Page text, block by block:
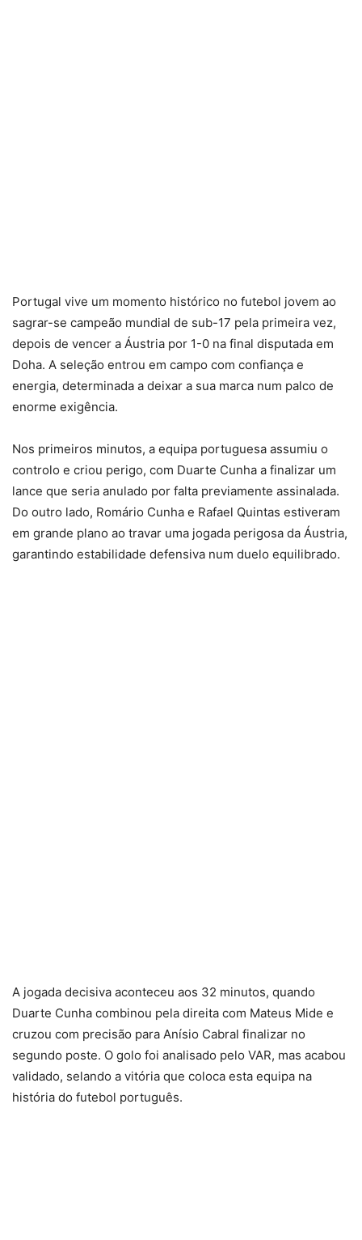
Portugal vive um momento histórico no futebol jovem ao
sagrar-se campeão mundial de sub-17 pela primeira vez,
depois de vencer a Áustria por 1-0 na final disputada em
Doha. A seleção entrou em campo com confiança e
energia, determinada a deixar a sua marca num palco de
enorme exigência.
Nos primeiros minutos, a equipa portuguesa assumiu o
controlo e criou perigo, com Duarte Cunha a finalizar um
lance que seria anulado por falta previamente assinalada.
Do outro lado, Romário Cunha e Rafael Quintas estiveram
em grande plano ao travar uma jogada perigosa da Áustria,
garantindo estabilidade defensiva num duelo equilibrado.
A jogada decisiva aconteceu aos 32 minutos, quando
Duarte Cunha combinou pela direita com Mateus Mide e
cruzou com precisão para Anísio Cabral finalizar no
segundo poste. O golo foi analisado pelo VAR, mas acabou
validado, selando a vitória que coloca esta equipa na
história do futebol português.